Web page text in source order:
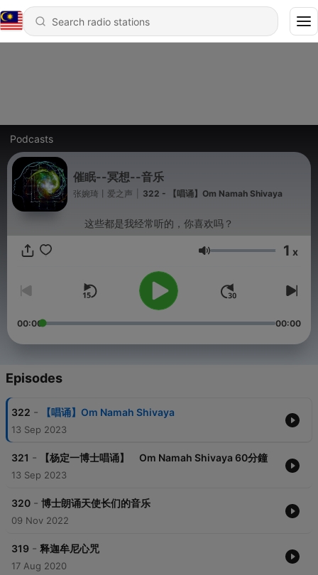
Podcasts
催眠--冥想--音乐
张婉琦丨爱之声 322 - 【唱诵】Om Namah Shivaya
这些都是我经常听的，你喜欢吗？
Volume 1 x
00:00 00:00
Episodes
322 - 【唱诵】Om Namah Shivaya
13 Sep 2023
321 - 【杨定一博士唱诵】 Om Namah Shivaya 60分鐘
13 Sep 2023
320 - 博士朗诵天使长们的音乐
09 Nov 2022
319 - 释迦牟尼心咒
17 Aug 2020